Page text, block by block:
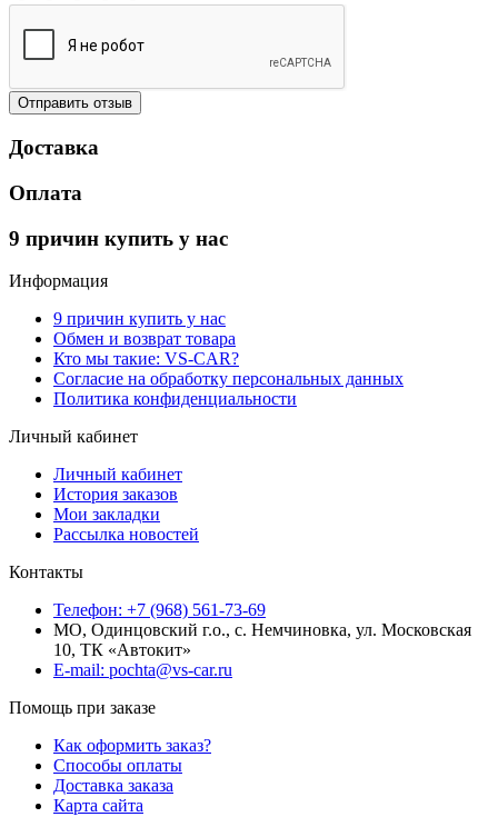
Отправить отзыв
Доставка
Оплата
9 причин купить у нас
Информация
9 причин купить у нас
Обмен и возврат товара
Кто мы такие: VS-CAR?
Согласие на обработку персональных данных
Политика конфиденциальности
Личный кабинет
Личный кабинет
История заказов
Мои закладки
Рассылка новостей
Контакты
Телефон: +7 (968) 561-73-69
МО, Одинцовский г.о., с. Немчиновка, ул. Московская
10, ТК «Автокит»
E-mail: pochta@vs-car.ru
Помощь при заказе
Как оформить заказ?
Способы оплаты
Доставка заказа
Карта сайта